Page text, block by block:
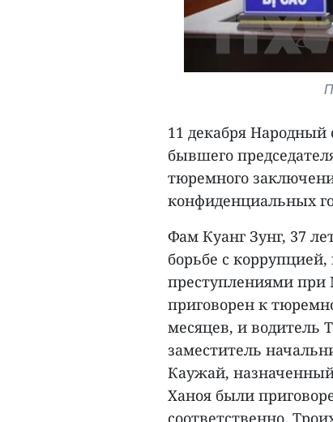
11 декабря
бывшего
тюремного
конфиденциальных
Фам Куанг Зунг, 37
борьбе с
преступлениями при
приговорен к
месяцев, и водитель
заместитель
Каужай,
Ханоя были
соответственно.